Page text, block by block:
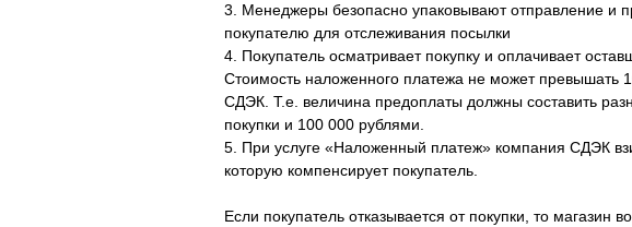
3. Менеджеры безопасно упаковывают отправление и
покупателю для отслеживания посылки
4. Покупатель осматривает покупку и оплачивает
Стоимость наложенного платежа не может превышать
СДЭК. Т.е. величина предоплаты должны составить
покупки и 100 000 рублями.
5. При услуге «Наложенный платеж» компания СДЭК
которую компенсирует покупатель.
Если покупатель отказывается от покупки, то магазин